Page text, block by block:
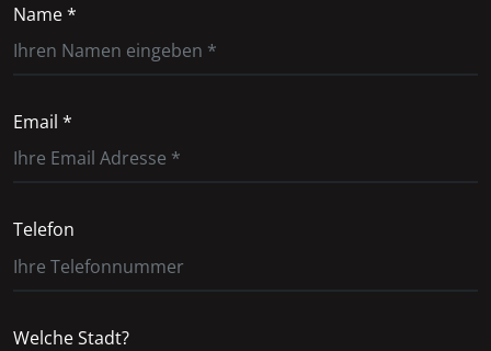
Name *
Email *
Telefon
Welche Stadt?